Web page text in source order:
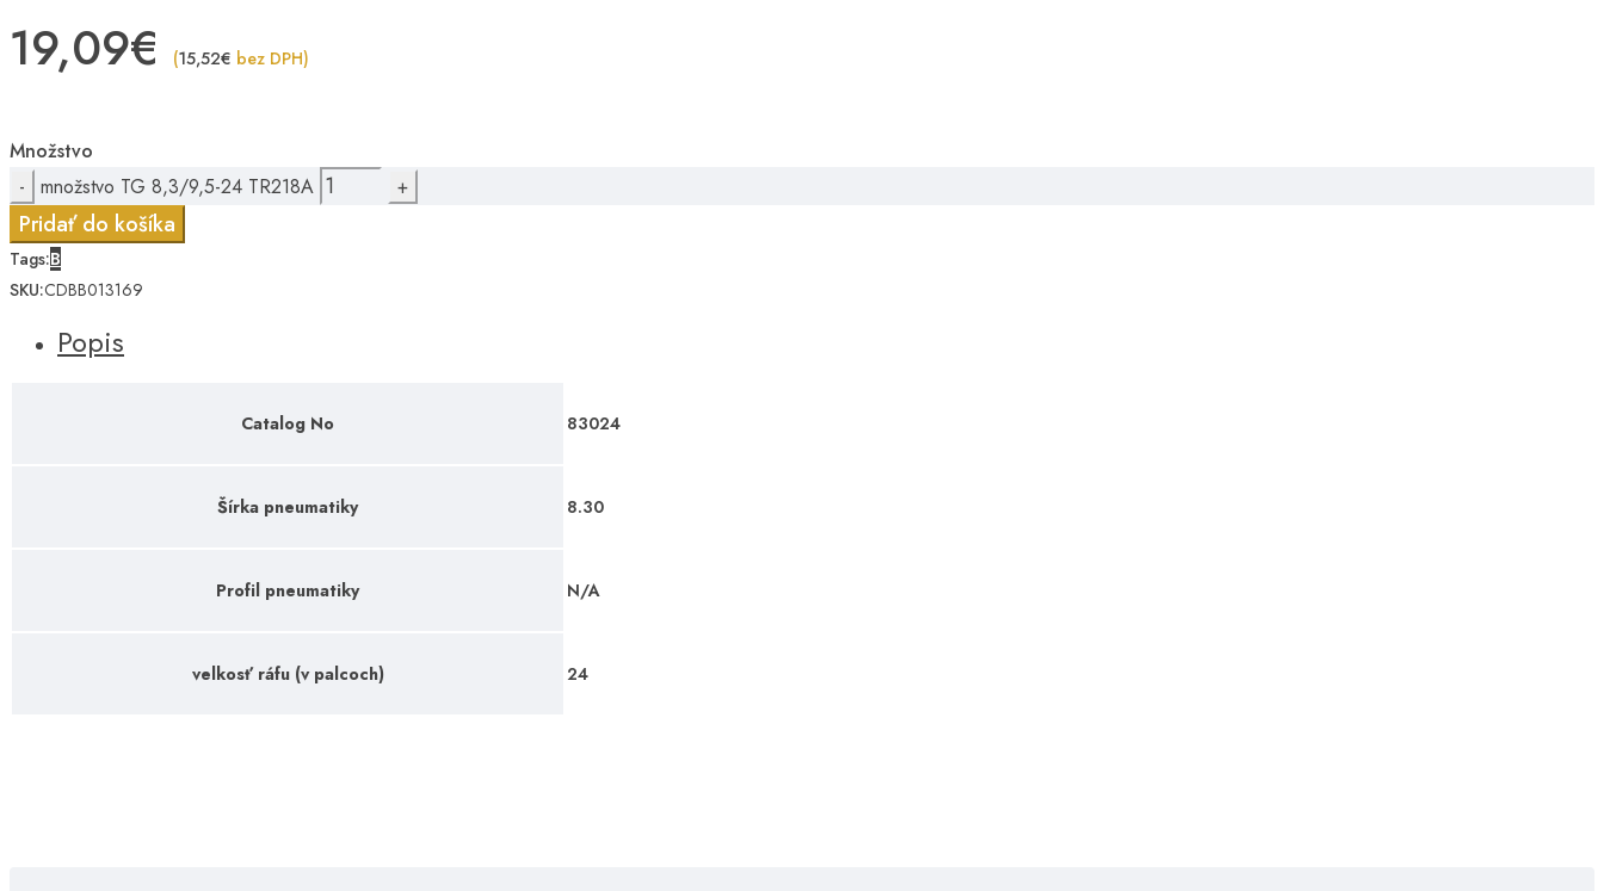
19,09€ (15,52€ bez DPH)
Množstvo
množstvo TG 8,3/9,5-24 TR218A
Pridať do košíka
Tags:B
SKU:CDBB013169
Popis
Catalog No 83024
Šírka pneumatiky 8.30
Profil pneumatiky N/A
velkosť ráfu (v palcoch) 24